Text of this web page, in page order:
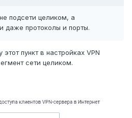
подсети целиком, а
даже протоколы и порты.
пункт в настройках VPN
сети целиком.